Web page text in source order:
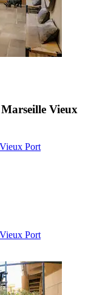
Vieux
Port
Port